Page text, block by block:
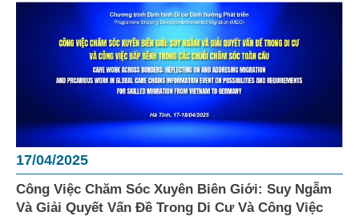
17/04/2025
Công Việc Chăm Sóc Xuyên Biên Giới: Suy Ngẫm
Và Giải Quyết Vấn Đề Trong Di Cư Và Công Việc